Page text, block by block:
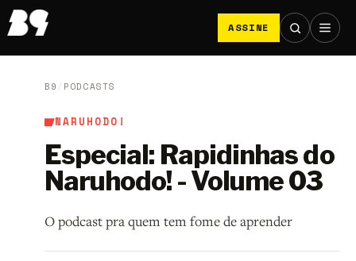
ASSINE
B9 / PODCASTS
NARUHODO!
Especial: Rapidinhas do
Naruhodo! - Volume 03
O podcast pra quem tem fome de aprender